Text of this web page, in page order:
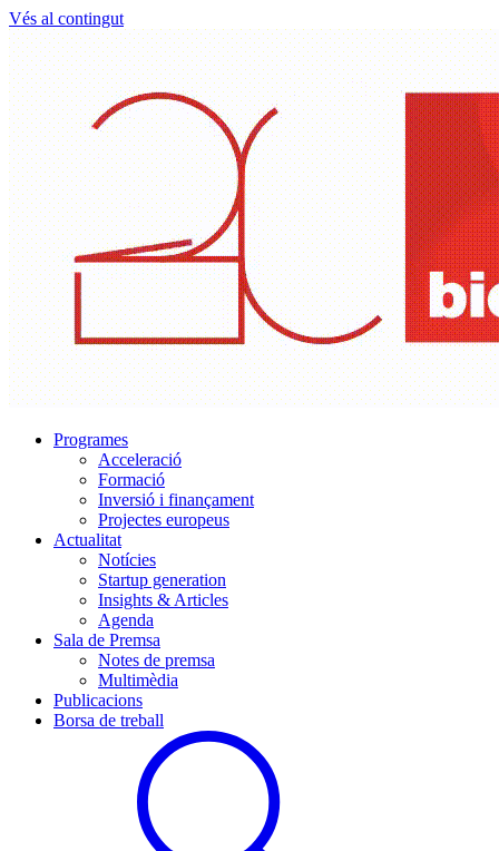
Vés al contingut
Programes
Acceleració
Formació
Inversió i finançament
Projectes europeus
Actualitat
Notícies
Startup generation
Insights & Articles
Agenda
Sala de Premsa
Notes de premsa
Multimèdia
Publicacions
Borsa de treball